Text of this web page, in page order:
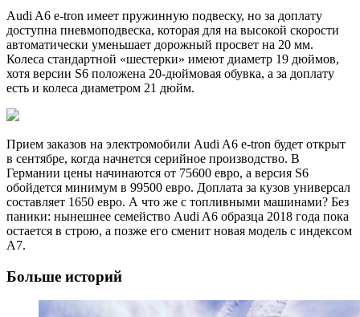
Audi A6 e-tron имеет пружинную подвеску, но за доплату
доступна пневмоподвеска, которая для на высокой скорости
автоматически уменьшает дорожный просвет на 20 мм.
Колеса стандартной «шестерки» имеют диаметр 19 дюймов,
хотя версии S6 положена 20-дюймовая обувка, а за доплату
есть и колеса диаметром 21 дюйм.
Прием заказов на электромобили Audi A6 e-tron будет открыт
в сентябре, когда начнется серийное производство. В
Германии цены начинаются от 75600 евро, а версия S6
обойдется минимум в 99500 евро. Доплата за кузов универсал
составляет 1650 евро. А что же с топливными машинами? Без
паники: нынешнее семейство Audi A6 образца 2018 года пока
остается в строю, а позже его сменит новая модель с индексом
A7.
Больше историй